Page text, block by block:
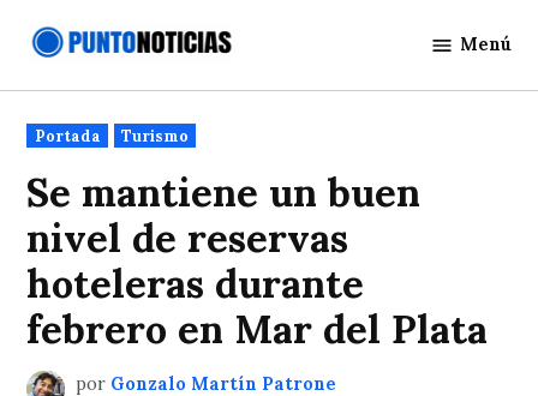
Noticias
Menú
Publicado
en
Portada Turismo
Se mantiene un buen
nivel de reservas
hoteleras durante
febrero en Mar del Plata
por Gonzalo Martín Patrone